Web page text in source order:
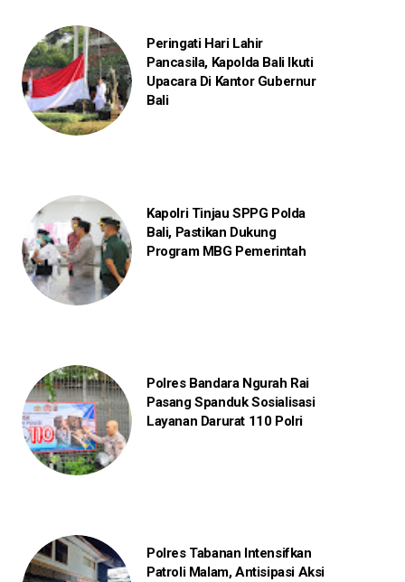
Peringati Hari Lahir
Pancasila, Kapolda Bali Ikuti
Upacara Di Kantor Gubernur
Bali
Kapolri Tinjau SPPG Polda
Bali, Pastikan Dukung
Program MBG Pemerintah
Polres Bandara Ngurah Rai
Pasang Spanduk Sosialisasi
Layanan Darurat 110 Polri
Polres Tabanan Intensifkan
Patroli Malam, Antisipasi Aksi